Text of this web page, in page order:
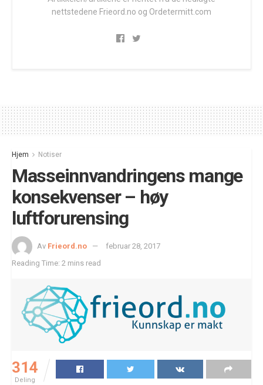
nettstedene Frieord.no og Ordetermitt.com
Hjem Notiser
Masseinnvandringens mange
konsekvenser – høy
luftforurensing
Av Frieord.no
februar 28, 2017
Reading Time: 2 mins read
314
Deling